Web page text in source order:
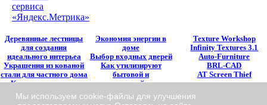
сервиса
«Яндекс.Метрика»
Деревянные лестницы
для создания
идеального интерьеа
Украшения из кованой
стали для частного дома
Кованые изделия в
современном интерьере
Как выбрать красивые и
Экономия энергии в
доме
Выбор входных дверей
Как утилизируют
бытовой и
строительный мусор
Виды бетоносмесителей
Автоматические
Texture Workshop
Infinity Textures 3.1
Auto-Furniture
BRL-CAD
AT Screen Thief
Мы используем cookie-файлы для улучшения